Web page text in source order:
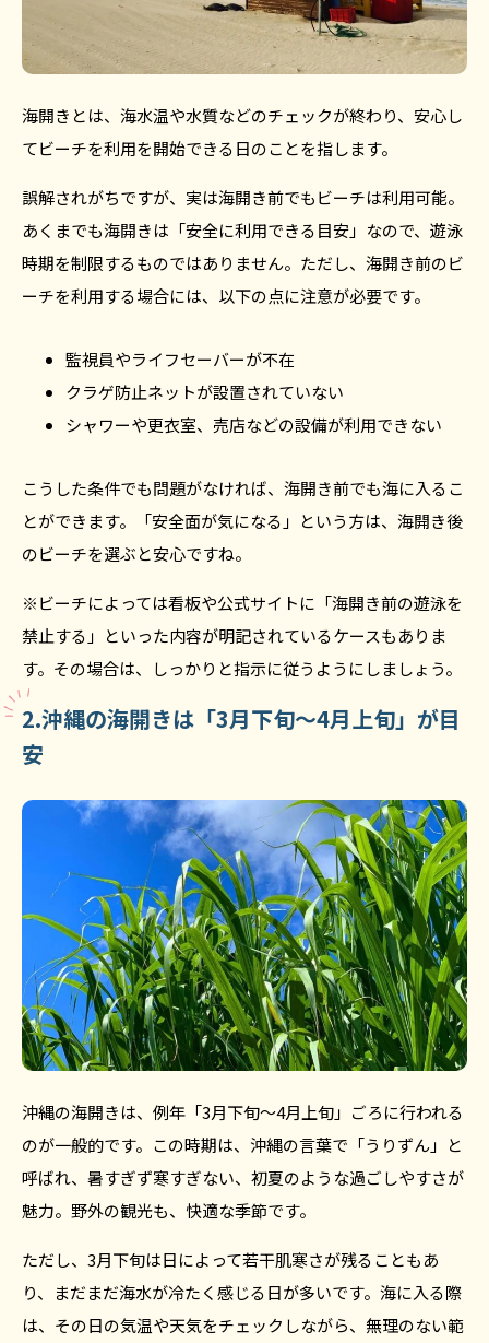
海開きとは、海水温や水質などのチェックが終わり、安心し
てビーチを利用を開始できる日のことを指します。
誤解されがちですが、実は海開き前でもビーチは利用可能。
あくまでも海開きは「安全に利用できる目安」なので、遊泳
時期を制限するものではありません。ただし、海開き前のビ
ーチを利用する場合には、以下の点に注意が必要です。
監視員やライフセーバーが不在
クラゲ防止ネットが設置されていない
シャワーや更衣室、売店などの設備が利用できない
こうした条件でも問題がなければ、海開き前でも海に入るこ
とができます。「安全面が気になる」という方は、海開き後
のビーチを選ぶと安心ですね。
※ビーチによっては看板や公式サイトに「海開き前の遊泳を
禁止する」といった内容が明記されているケースもありま
す。その場合は、しっかりと指示に従うようにしましょう。
2.沖縄の海開きは「3月下旬〜4月上旬」が目
安
沖縄の海開きは、例年「3月下旬〜4月上旬」ごろに行われる
のが一般的です。この時期は、沖縄の言葉で「うりずん」と
呼ばれ、暑すぎず寒すぎない、初夏のような過ごしやすさが
魅力。野外の観光も、快適な季節です。
ただし、3月下旬は日によって若干肌寒さが残ることもあ
り、まだまだ海水が冷たく感じる日が多いです。海に入る際
は、その日の気温や天気をチェックしながら、無理のない範